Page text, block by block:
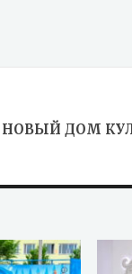
НОВЫЙ ДОМ